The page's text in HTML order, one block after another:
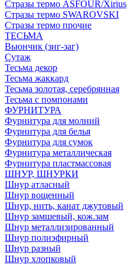
Стразы термо ASFOUR/Xirius
Стразы термо SWAROVSKI
Стразы термо прочие
ТЕСЬМА
Вьюнчик (зиг-заг)
Сутаж
Тесьма декор
Тесьма жаккард
Тесьма золотая, серебрянная
Тесьма с помпонами
ФУРНИТУРА
Фурнитура для молний
Фурнитура для белья
Фурнитура для сумок
Фурнитура металлическая
Фурнитура пластмассовая
ШНУР, ШНУРКИ
Шнур атласный
Шнур вощенный
Шнур, нить, канат джутовый
Шнур замшевый, кож.зам
Шнур металлизированный
Шнур полиэфирный
Шнур разный
Шнур хлопковый